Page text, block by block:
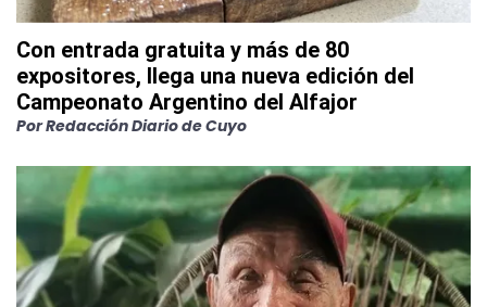
Con entrada gratuita y más de 80
expositores, llega una nueva edición del
Campeonato Argentino del Alfajor
PorRedacción Diario de Cuyo